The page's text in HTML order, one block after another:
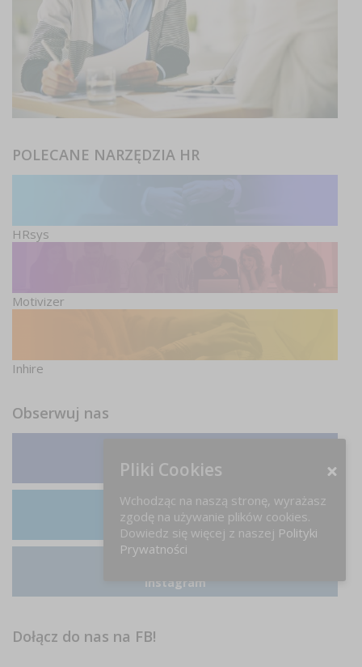
POLECANE NARZĘDZIA HR
HRsys
Motivizer
Inhire
Obserwuj nas
Facebook
LinkedIn
Instagram
Dołącz do nas na FB!
Pliki Cookies
Wchodząc na naszą stronę, wyrażasz
zgodę na używanie plików cookies.
Dowiedz się więcej z naszej Polityki
Prywatności